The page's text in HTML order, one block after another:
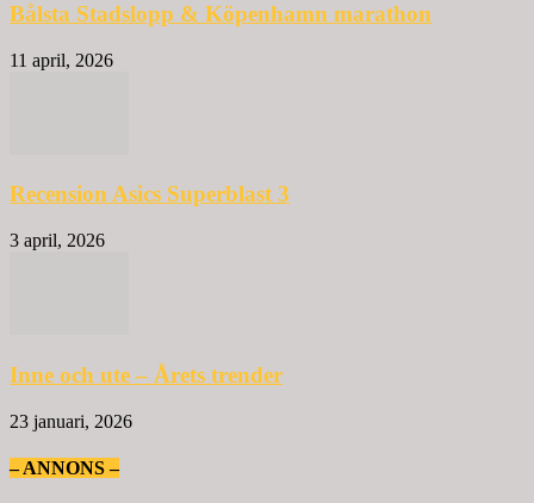
Bålsta Stadslopp & Köpenhamn marathon
11 april, 2026
Recension Asics Superblast 3
3 april, 2026
Inne och ute – Årets trender
23 januari, 2026
– ANNONS –